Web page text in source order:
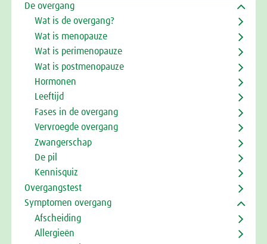
De overgang
Wat is de overgang?
Wat is menopauze
Wat is perimenopauze
Wat is postmenopauze
Hormonen
Leeftijd
Fases in de overgang
Vervroegde overgang
Zwangerschap
De pil
Kennisquiz
Overgangstest
Symptomen overgang
Afscheiding
Allergieën